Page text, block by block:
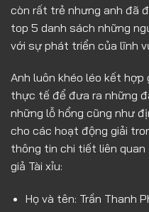
còn rất trẻ nhưng anh đã
top 5 danh sách những
với sự phát triển của lĩnh
Anh luôn khéo léo kết
thực tế để đưa ra những
những lỗ hổng cũng như
cho các hoạt động giải
thông tin chi tiết liên
giả Tài xỉu:
Họ và tên: Trần Thanh